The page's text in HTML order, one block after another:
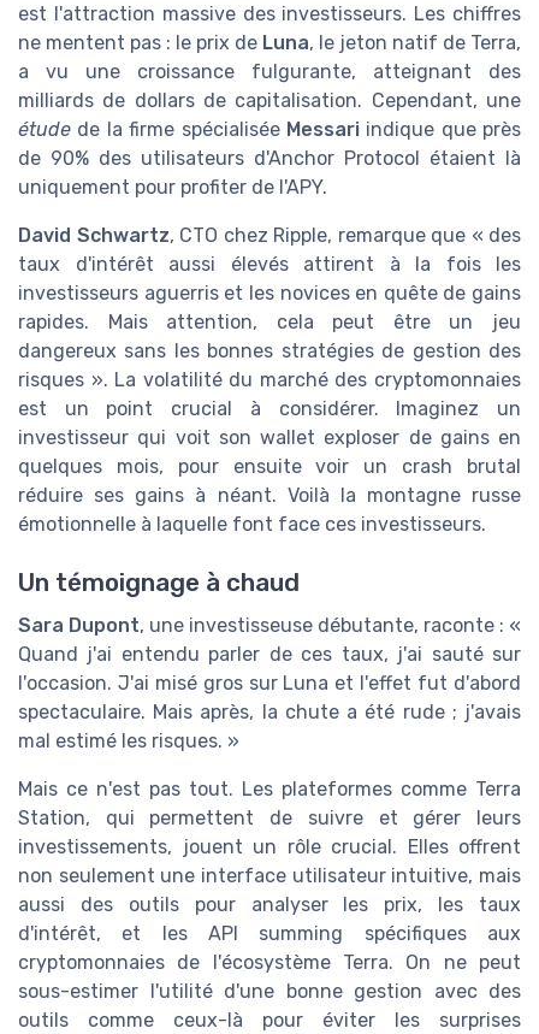
est l'attraction massive des investisseurs. Les chiffres
ne mentent pas : le prix de Luna, le jeton natif de Terra,
a vu une croissance fulgurante, atteignant des
milliards de dollars de capitalisation. Cependant, une
étude de la firme spécialisée Messariindique que près
de 90% des utilisateurs d'Anchor Protocol étaient là
uniquement pour profiter de l'APY.
David Schwartz, CTO chez Ripple, remarque que « des
taux d'intérêt aussi élevés attirent à la fois les
investisseurs aguerris et les novices en quête de gains
rapides. Mais attention, cela peut être un jeu
dangereux sans les bonnes stratégies de gestion des
risques ». La volatilité du marché des cryptomonnaies
est un point crucial à considérer. Imaginez un
investisseur qui voit son wallet exploser de gains en
quelques mois, pour ensuite voir un crash brutal
réduire ses gains à néant. Voilà la montagne russe
émotionnelle à laquelle font face ces investisseurs.
Un témoignage à chaud
Sara Dupont, une investisseuse débutante, raconte : «
Quand j'ai entendu parler de ces taux, j'ai sauté sur
l'occasion. J'ai misé gros sur Luna et l'effet fut d'abord
spectaculaire. Mais après, la chute a été rude ; j'avais
mal estimé les risques. »
Mais ce n'est pas tout. Les plateformes comme Terra
Station, qui permettent de suivre et gérer leurs
investissements, jouent un rôle crucial. Elles offrent
non seulement une interface utilisateur intuitive, mais
aussi des outils pour analyser les prix, les taux
d'intérêt, et les API summing spécifiques aux
cryptomonnaies de l'écosystème Terra. On ne peut
sous-estimer l'utilité d'une bonne gestion avec des
outils comme ceux-là pour éviter les surprises